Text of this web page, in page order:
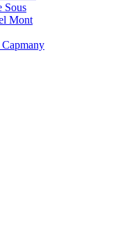
Sous
Mont
Capmany